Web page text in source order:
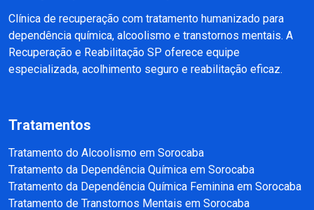
Clínica de recuperação com tratamento humanizado para
dependência química, alcoolismo e transtornos mentais. A
Recuperação e Reabilitação SP oferece equipe
especializada, acolhimento seguro e reabilitação eficaz.
Tratamentos
Tratamento do Alcoolismo em Sorocaba
Tratamento da Dependência Química em Sorocaba
Tratamento da Dependência Química Feminina em Sorocaba
Tratamento de Transtornos Mentais em Sorocaba